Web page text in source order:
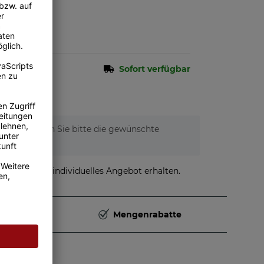
Sofort verfügbar
Wählen Sie bitte die gewünschte
stellen und individuelles Angebot erhalten.
Mengenrabatte